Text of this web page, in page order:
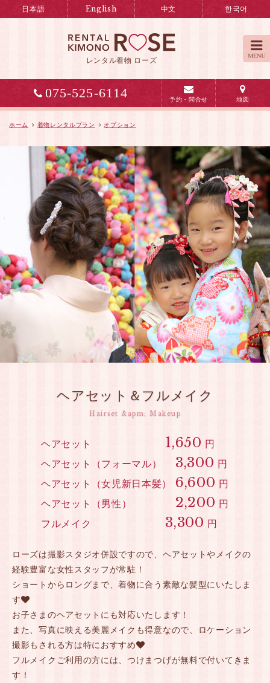
京
で
ロ
ー
ズ
へ
日本語 English 中文 한국어
レンタル着物 ローズ
075-525-6114 予約・問合せ 地図
ホーム 着物レンタルプラン オプション
ヘアセット＆フルメイク
Hairset &apm; Makeup
ヘアセット 1,650 円
ヘアセット（フォーマル） 3,300 円
ヘアセット（女児新日本髪） 6,600 円
ヘアセット（男性） 2,200 円
フルメイク 3,300 円
ローズは撮影スタジオ併設ですので、ヘアセットやメイクの
経験豊富な女性スタッフが常駐！
ショートからロングまで、着物に合う素敵な髪型にいたしま
す
お子さまのヘアセットにも対応いたします！
また、写真に映える美麗メイクも得意なので、ロケーション
撮影もされる方は特におすすめ
フルメイクご利用の方には、つけまつげが無料で付いてきま
す！